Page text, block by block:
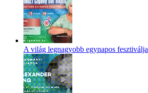
A világ legnagyobb egynapos fesztiválja